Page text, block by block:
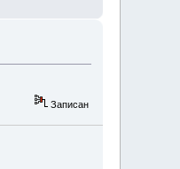
Записан